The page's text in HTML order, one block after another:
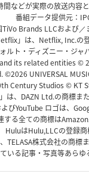
などが実際の放送内容
番組データ提供元：
Brands LLCおよび
」は、Netflix, Inc.の
ルト・ディズニー・ジャ
its related entities ©
UNIVERSAL
Century Studios © KT
」は、DAZN Ltd.の商標ま
びYouTube ロゴは、
る全ての商標は
HuluはHulu,LLCの登録商
TELASA株式会社の商標
いる記事・写真等あらゆ